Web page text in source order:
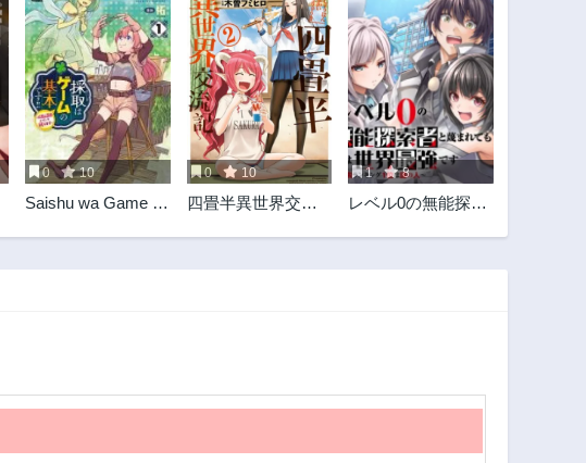
0 10
Saishu wa Game no
採取はゲームの基
0 10
四畳半異世界交流
1 8
レベル0の無能探索
探索ランキング1位